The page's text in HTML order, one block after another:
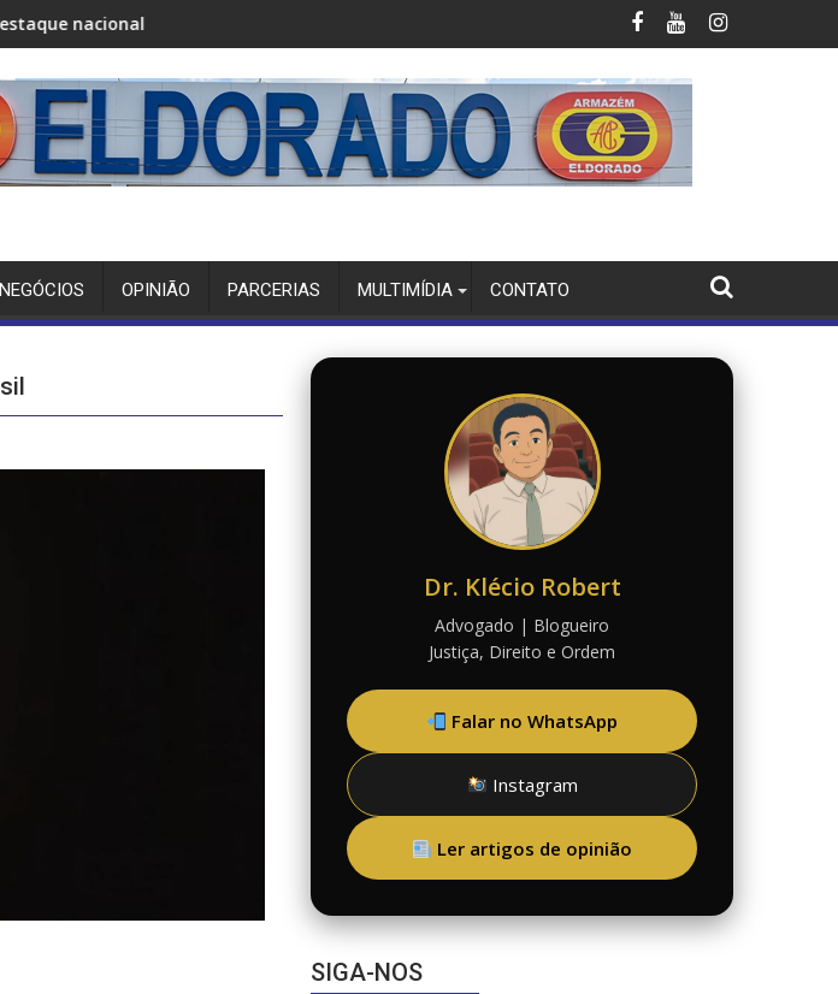
em projeto do Sebrae
Joel Rodrigues visita Bom Jesus e fortalece articulação da oposição no sul do Piauí
GRUPO POLÍTICO DE MARCOS ELVAS
OPINIÃO PARCERIAS MULTIMÍDIA CONTATO
Dr. Klécio Robert
Advogado | Blogueiro
Justiça, Direito e Ordem
Falar no WhatsApp
Instagram
Ler artigos de opinião
SIGA-NOS